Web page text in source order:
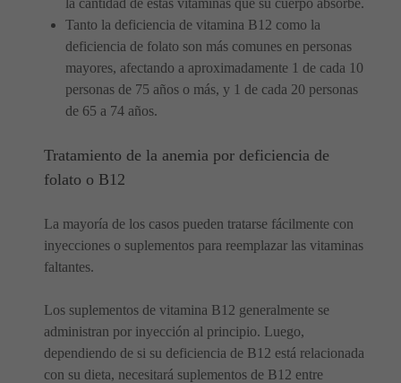
Tanto la deficiencia de vitamina B12 como la
deficiencia de folato son más comunes en personas
mayores, afectando a aproximadamente 1 de cada 10
personas de 75 años o más, y 1 de cada 20 personas
de 65 a 74 años.
Tratamiento de la anemia por deficiencia de
folato o B12
La mayoría de los casos pueden tratarse fácilmente con
inyecciones o suplementos para reemplazar las vitaminas
faltantes.
Los suplementos de vitamina B12 generalmente se
administran por inyección al principio. Luego,
dependiendo de si su deficiencia de B12 está relacionada
con su dieta, necesitará suplementos de B12 entre